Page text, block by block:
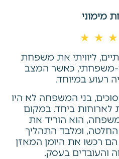
מימוני
ליוויתי את משפחת
משפחתי, כאשר המצב
רעוע במיוחד.
בני המשפחה לא היו
לארוחות ביחד. במקום
הוא הוריד את
ומלבד התהליך
רכשו את היומן המאזן
והעובדים בעסק.